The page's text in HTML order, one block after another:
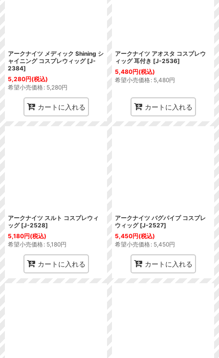
アークナイツ メディック Shining シ
ャイニング コスプレウィッグ [J-
2384]
5,280円(税込)
希望小売価格: 5,280円
カートに入れる
アークナイツ アオスタ コスプレウ
ィッグ 耳付き [J-2536]
5,480円(税込)
希望小売価格: 5,480円
カートに入れる
アークナイツ スルト コスプレウィ
ッグ [J-2528]
5,180円(税込)
希望小売価格: 5,180円
カートに入れる
アークナイツ バグパイプ コスプレ
ウィッグ [J-2527]
5,450円(税込)
希望小売価格: 5,450円
カートに入れる